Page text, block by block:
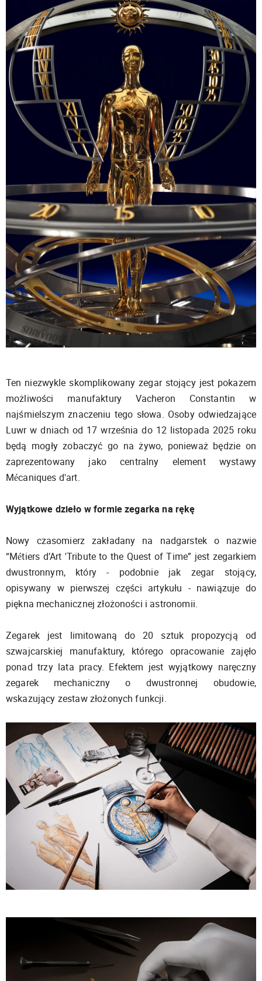
Ten niezwykle skomplikowany zegar stojący jest pokazem
możliwości manufaktury Vacheron Constantin w
najśmielszym znaczeniu tego słowa. Osoby odwiedzające
Luwr w dniach od 17 września do 12 listopada 2025 roku
będą mogły zobaczyć go na żywo, ponieważ będzie on
zaprezentowany jako centralny element wystawy
Mécaniques d'art.
Wyjątkowe dzieło w formie zegarka na rękę
Nowy czasomierz zakładany na nadgarstek o nazwie
“Métiers d’Art 'Tribute to the Quest of Time” jest zegarkiem
dwustronnym, który - podobnie jak zegar stojący,
opisywany w pierwszej części artykułu - nawiązuje do
piękna mechanicznej złożoności i astronomii.
Zegarek jest limitowaną do 20 sztuk propozycją od
szwajcarskiej manufaktury, którego opracowanie zajęło
ponad trzy lata pracy. Efektem jest wyjątkowy naręczny
zegarek mechaniczny o dwustronnej obudowie,
wskazujący zestaw złożonych funkcji.